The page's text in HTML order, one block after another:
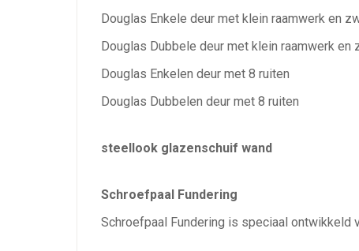
Douglas Enkele deur met klein raamwerk en
Douglas Dubbele deur met klein raamwerk en
Douglas Enkelen deur met 8 ruiten
Douglas Dubbelen deur met 8 ruiten
steellook glazenschuif wand
Schroefpaal Fundering
Schroefpaal Fundering is speciaal